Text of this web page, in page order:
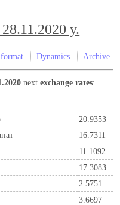
y.
Dynamics Archive
nextexchange rates:
20.9353
16.7311
11.1092
17.3083
2.5751
3.6697